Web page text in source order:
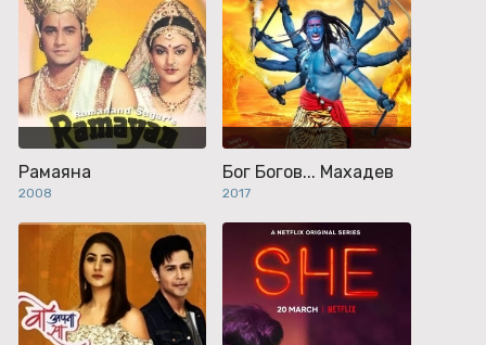
Рамаяна
2008
Бог Богов... Махадев
2017